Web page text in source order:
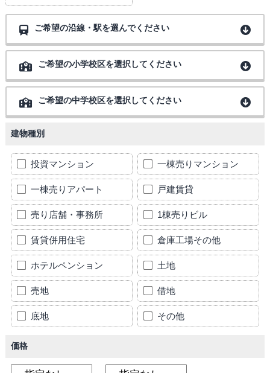
ご希望の沿線・駅を選んでください
ご希望の小学校区を選択してください
ご希望の中学校区を選択してください
建物種別
投資マンション 一棟売りマンション
一棟売りアパート 戸建賃貸
売り店舗・事務所 1棟売りビル
賃貸併用住宅 倉庫工場その他
ホテルペンション 土地
売地 借地
底地 その他
価格